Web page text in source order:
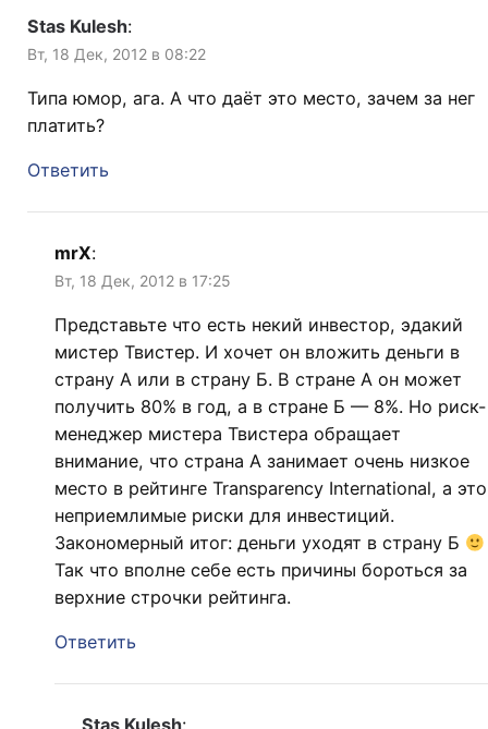
Stas Kulesh:
Вт, 18 Дек, 2012 в 08:22
Типа юмор, ага. А что даёт это место, зачем за нег
платить?
Ответить
mrX:
Вт, 18 Дек, 2012 в 17:25
Представьте что есть некий инвестор, эдакий
мистер Твистер. И хочет он вложить деньги в
страну А или в страну Б. В стране А он может
получить 80% в год, а в стране Б — 8%. Но риск-
менеджер мистера Твистера обращает
внимание, что страна А занимает очень низкое
место в рейтинге Transparency International, а это
неприемлимые риски для инвестиций.
Закономерный итог: деньги уходят в страну Б
Так что вполне себе есть причины бороться за
верхние строчки рейтинга.
Ответить